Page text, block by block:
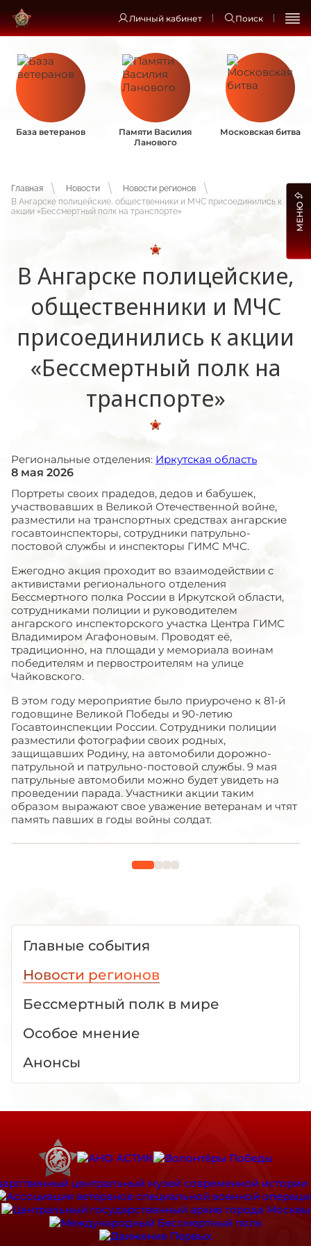
Личный кабинет Поиск
База ветеранов
Памяти Василия
Ланового
Московская битва
Главная Новости
Новости регионов
В Ангарске полицейские, общественники и МЧС присоединились к
акции «Бессмертный полк на транспорте»
В Ангарске полицейские,
общественники и МЧС
присоединились к акции
«Бессмертный полк на
транспорте»
Региональные отделения: Иркутская область
8 мая 2026
Портреты своих прадедов, дедов и бабушек,
участвовавших в Великой Отечественной войне,
разместили на транспортных средствах ангарские
госавтоинспекторы, сотрудники патрульно-
постовой службы и инспекторы ГИМС МЧС.
Ежегодно акция проходит во взаимодействии с
активистами регионального отделения
Бессмертного полка России в Иркутской области,
сотрудниками полиции и руководителем
ангарского инспекторского участка Центра ГИМС
Владимиром Агафоновым. Проводят её,
традиционно, на площади у мемориала воинам
победителям и первостроителям на улице
Чайковского.
В этом году мероприятие было приурочено к 81-й
годовщине Великой Победы и 90-летию
Госавтоинспекции России. Сотрудники полиции
разместили фотографии своих родных,
защищавших Родину, на автомобили дорожно-
патрульной и патрульно-постовой службы. 9 мая
патрульные автомобили можно будет увидеть на
проведении парада. Участники акции таким
образом выражают свое уважение ветеранам и чтят
память павших в годы войны солдат.
Главные события
Новости регионов
Бессмертный полк в мире
Особое мнение
Анонсы
МЕНЮ